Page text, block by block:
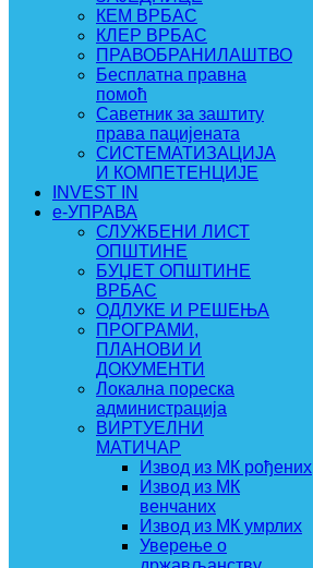
КЕМ ВРБАС
КЛЕР ВРБАС
ПРАВОБРАНИЛАШТВО
Бесплатна правна
помоћ
Саветник за заштиту
права пацијената
СИСТЕМАТИЗАЦИЈА
И КОМПЕТЕНЦИЈЕ
INVEST IN
e-УПРАВА
СЛУЖБЕНИ ЛИСТ
ОПШТИНЕ
БУЏЕТ ОПШТИНЕ
ВРБАС
ОДЛУКЕ И РЕШЕЊА
ПРОГРАМИ,
ПЛАНОВИ И
ДОКУМЕНТИ
Локална пореска
администрација
ВИРТУЕЛНИ
МАТИЧАР
Извод из МК рођених
Извод из МК
венчаних
Извод из МК умрлих
Уверење о